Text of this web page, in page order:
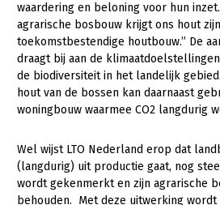
Mens, ondernemerschap en
Internationaal
Sectoren
Dier
Biologische Landbouw
Geitenhouderij
Kalverhouderij
Plant
Akkerbouw
Biologische Landbouw
Multifunctionele landbouw
Multifunctioneel
waardering en beloning voor hun
agrarische bosbouw krijgt ons hout
toekomstbestendige houtbouw.” De
draagt bij aan de
de biodiversiteit in het landelijk
hout van de bossen kan daarnaast
woningbouw waarmee CO2 langdurig
Wel wijst LTO Nederland erop dat
(langdurig) uit productie gaat, nog
wordt gekenmerkt en zijn agrarische
behouden. Met deze uitwerking wordt